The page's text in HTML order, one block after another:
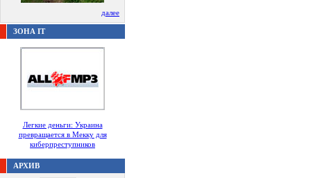
далее
ЗОНА IT
Легкие деньги: Украина
превращается в Мекку для
киберпреступников
АРХИВ